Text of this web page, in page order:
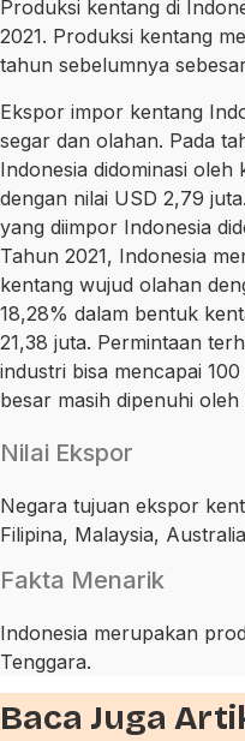
Produksi kentang di
2021. Produksi kentang
tahun sebelumnya
Ekspor impor kentang
segar dan olahan. Pada
Indonesia didominasi
dengan nilai USD 2,79
yang diimpor Indonesia
Tahun 2021, Indonesia
kentang wujud olahan
18,28% dalam bentuk
21,38 juta. Permintaan
industri bisa mencapai
besar masih dipenuhi
Nilai Ekspor
Negara tujuan ekspor
Filipina, Malaysia,
Fakta Menarik
Indonesia merupakan
Tenggara.
Baca Juga